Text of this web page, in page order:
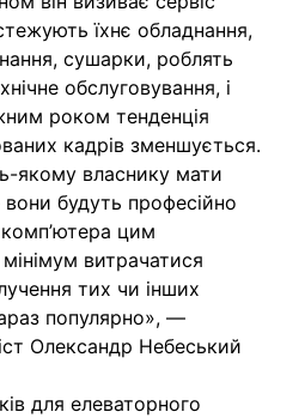
їхнє обладнання,
сушарки, роблять
обслуговування, і
роком тенденція
кадрів зменшується.
якому власнику мати
будуть професійно
цим
витрачатися
тих чи інших
популярно», —
Олександр Небеський
для елеваторного